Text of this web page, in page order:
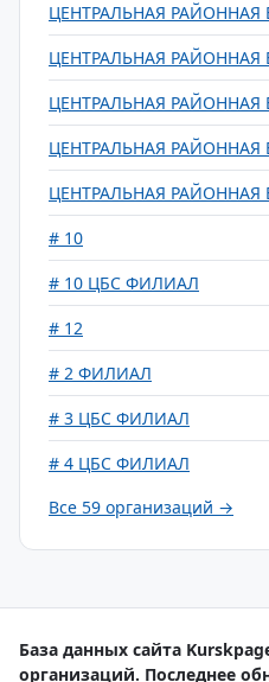
ЦЕНТРАЛЬНАЯ
ЦЕНТРАЛЬНАЯ
ЦЕНТРАЛЬНАЯ
ЦЕНТРАЛЬНАЯ
ЦЕНТРАЛЬНАЯ
# 10
# 10 ЦБС ФИЛИАЛ
# 12
# 2 ФИЛИАЛ
# 3 ЦБС ФИЛИАЛ
# 4 ЦБС ФИЛИАЛ
Все 59 организаций →
База данных сайта
организаций. Последнее